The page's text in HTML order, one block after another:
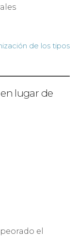
de los tipos
lugar de
el